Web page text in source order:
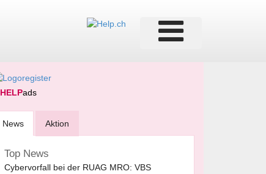
HELPads
News Aktion
Top News
Cybervorfall bei der RUAG MRO: VBS